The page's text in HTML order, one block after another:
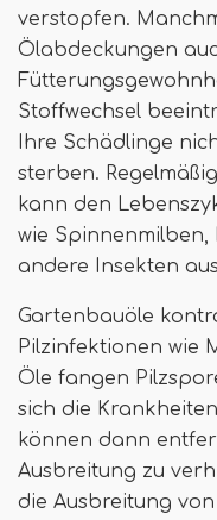
verstopfen.
Ölabdeckungen
Stoffwechsel
Ihre Schädlinge
sterben.
kann den
wie Spinnenmilben,
andere Insekten
Gartenbauöle
Pilzinfektionen wie
Öle fangen
sich die
können dann
Ausbreitung zu
die Ausbreitung